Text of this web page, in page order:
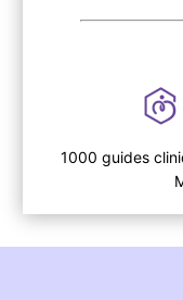
1000 guides